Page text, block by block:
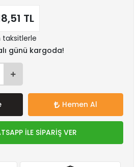
TL
taksitlerle
günü kargoda!
Hemen Al
İLE SİPARİŞ VER